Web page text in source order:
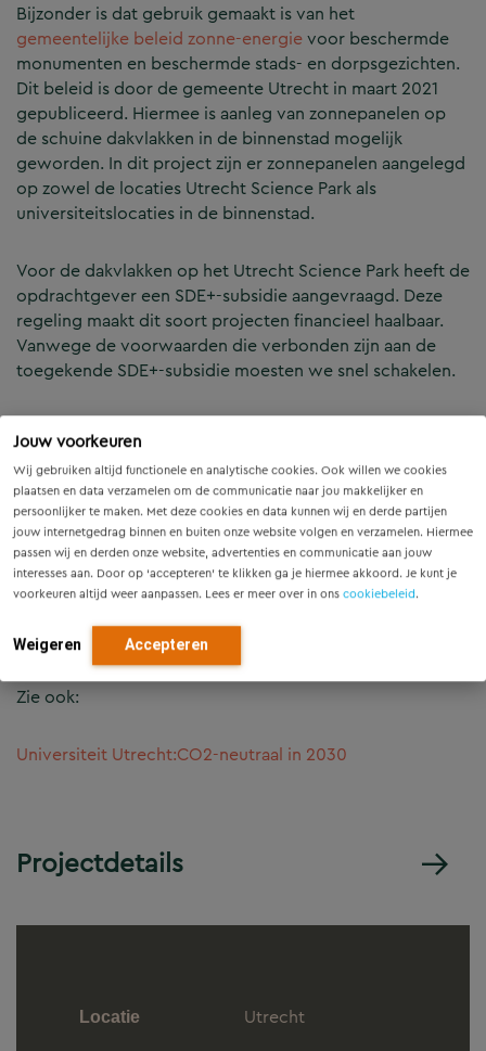
Jouw voorkeuren
Wij gebruiken altijd functionele en analytische cookies. Ook willen we cookies
plaatsen en data verzamelen om de communicatie naar jou makkelijker en
persoonlijker te maken. Met deze cookies en data kunnen wij en derde partijen
jouw internetgedrag binnen en buiten onze website volgen en verzamelen. Hiermee
passen wij en derden onze website, advertenties en communicatie aan jouw
interesses aan. Door op ‘accepteren’ te klikken ga je hiermee akkoord. Je kunt je
voorkeuren altijd weer aanpassen. Lees er meer over in ons cookiebeleid.
Weigeren Accepteren
Bijzonder is dat gebruik gemaakt is van het
gemeentelijke beleid zonne-energievoor beschermde
monumenten en beschermde stads- en dorpsgezichten.
Dit beleid is door de gemeente Utrecht in maart 2021
gepubliceerd. Hiermee is aanleg van zonnepanelen op
de schuine dakvlakken in de binnenstad mogelijk
geworden. In dit project zijn er zonnepanelen aangelegd
op zowel de locaties Utrecht Science Park als
universiteitslocaties in de binnenstad.
Voor de dakvlakken op het Utrecht Science Park heeft de
opdrachtgever een SDE+-subsidie aangevraagd. Deze
regeling maakt dit soort projecten financieel haalbaar.
Vanwege de voorwaarden die verbonden zijn aan de
toegekende SDE+-subsidie moesten we snel schakelen.
Expertise marktpartijen
Samen met de Universiteit Utrecht hebben we allerlei
varianten doorgerekend, goede discussies gevoerd over
de opbrengstberekening(-en), werkomschrijving en
inpassing in de bestaande monitoring omgeving van de
beheerafdeling. Door duidelijke randvoorwaarden en
de expertise die bij marktpartijen aanwezig is.
Zie ook:
Universiteit Utrecht:CO2-neutraal in 2030
Projectdetails
Locatie Utrecht